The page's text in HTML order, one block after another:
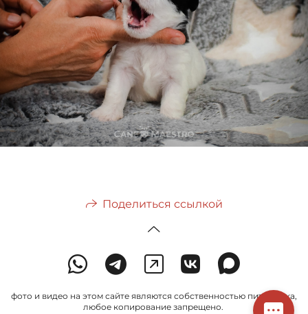
Поделиться ссылкой
фото и видео на этом сайте являются собственностью питомника,
любое копирование запрещено.